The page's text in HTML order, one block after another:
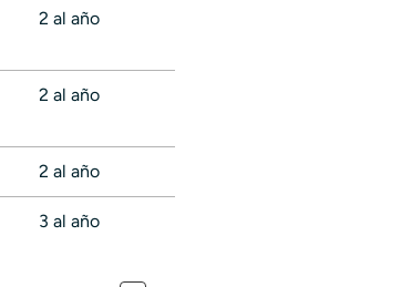
2 al año
2 al año
2 al año
3 al año